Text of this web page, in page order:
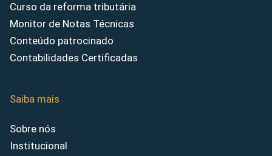
Curso da reforma tributária
Monitor de Notas Técnicas
Conteúdo patrocinado
Contabilidades Certificadas
Saiba mais
Sobre nós
Institucional